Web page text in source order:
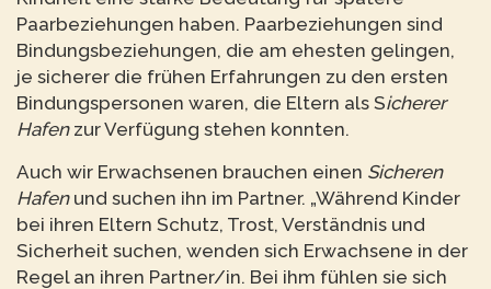
Paarbeziehungen haben. Paarbeziehungen sind
Bindungsbeziehungen, die am ehesten gelingen,
je sicherer die frühen Erfahrungen zu den ersten
Bindungspersonen waren, die Eltern als Sicherer
Hafenzur Verfügung stehen konnten.
Auch wir Erwachsenen brauchen einen Sicheren
Hafenund suchen ihn im Partner. „Während Kinder
bei ihren Eltern Schutz, Trost, Verständnis und
Sicherheit suchen, wenden sich Erwachsene in der
Regel an ihren Partner/in. Bei ihm fühlen sie sich